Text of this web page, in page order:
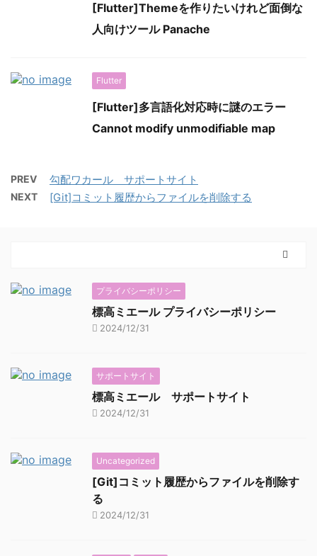
[Flutter]Themeを作りたいけれど面倒な
人向けツール Panache
Flutter
[Flutter]多言語化対応時に謎のエラー
Cannot modify unmodifiable map
PREV 勾配ワカール サポートサイト
NEXT [Git]コミット履歴からファイルを削除する
プライバシーポリシー
標高ミエール プライバシーポリシー
2024/12/31
サポートサイト
標高ミエール サポートサイト
2024/12/31
Uncategorized
[Git]コミット履歴からファイルを削除す
る
2024/12/31